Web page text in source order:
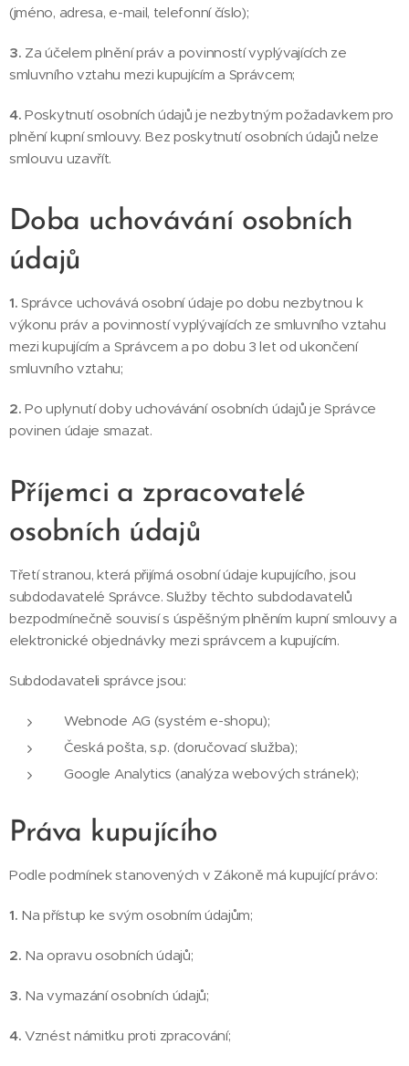
(jméno, adresa, e-mail, telefonní číslo);
3. Za účelem plnění práv a povinností vyplývajících ze
smluvního vztahu mezi kupujícím a Správcem;
4. Poskytnutí osobních údajů je nezbytným požadavkem pro
plnění kupní smlouvy. Bez poskytnutí osobních údajů nelze
smlouvu uzavřít.
Doba uchovávání osobních
údajů
1. Správce uchovává osobní údaje po dobu nezbytnou k
výkonu práv a povinností vyplývajících ze smluvního vztahu
mezi kupujícím a Správcem a po dobu 3 let od ukončení
smluvního vztahu;
2.Po uplynutí doby uchovávání osobních údajů je Správce
povinen údaje smazat.
Příjemci a zpracovatelé
osobních údajů
Třetí stranou, která přijímá osobní údaje kupujícího, jsou
subdodavatelé Správce. Služby těchto subdodavatelů
bezpodmínečně souvisí s úspěšným plněním kupní smlouvy a
elektronické objednávky mezi správcem a kupujícím.
Subdodavateli správce jsou:
Webnode AG (systém e-shopu);
Česká pošta, s.p. (doručovací služba);
Google Analytics (analýza webových stránek);
Práva kupujícího
Podle podmínek stanovených v Zákoně má kupující právo:
1. Na přístup ke svým osobním údajům;
2. Na opravu osobních údajů;
3. Na vymazání osobních údajů;
4.Vznést námitku proti zpracování;